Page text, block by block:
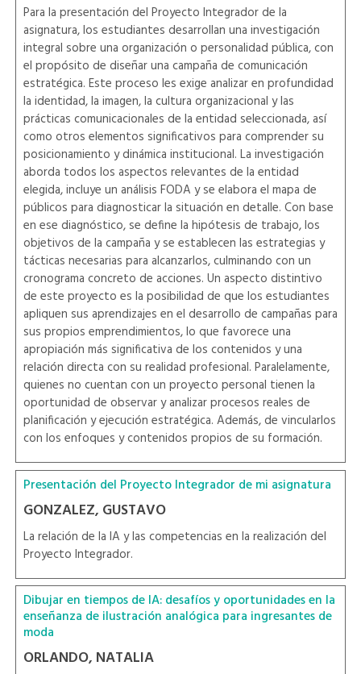
Para la presentación del Proyecto Integrador de la
asignatura, los estudiantes desarrollan una investigación
integral sobre una organización o personalidad pública, con
el propósito de diseñar una campaña de comunicación
estratégica. Este proceso les exige analizar en profundidad
la identidad, la imagen, la cultura organizacional y las
prácticas comunicacionales de la entidad seleccionada, así
como otros elementos significativos para comprender su
posicionamiento y dinámica institucional. La investigación
aborda todos los aspectos relevantes de la entidad
elegida, incluye un análisis FODA y se elabora el mapa de
públicos para diagnosticar la situación en detalle. Con base
en ese diagnóstico, se define la hipótesis de trabajo, los
objetivos de la campaña y se establecen las estrategias y
tácticas necesarias para alcanzarlos, culminando con un
cronograma concreto de acciones. Un aspecto distintivo
de este proyecto es la posibilidad de que los estudiantes
apliquen sus aprendizajes en el desarrollo de campañas para
sus propios emprendimientos, lo que favorece una
apropiación más significativa de los contenidos y una
relación directa con su realidad profesional. Paralelamente,
quienes no cuentan con un proyecto personal tienen la
oportunidad de observar y analizar procesos reales de
planificación y ejecución estratégica. Además, de vincularlos
con los enfoques y contenidos propios de su formación.
Presentación del Proyecto Integrador de mi asignatura
GONZALEZ, GUSTAVO
La relación de la IA y las competencias en la realización del
Proyecto Integrador.
Dibujar en tiempos de IA: desafíos y oportunidades en la
enseñanza de ilustración analógica para ingresantes de
moda
ORLANDO, NATALIA